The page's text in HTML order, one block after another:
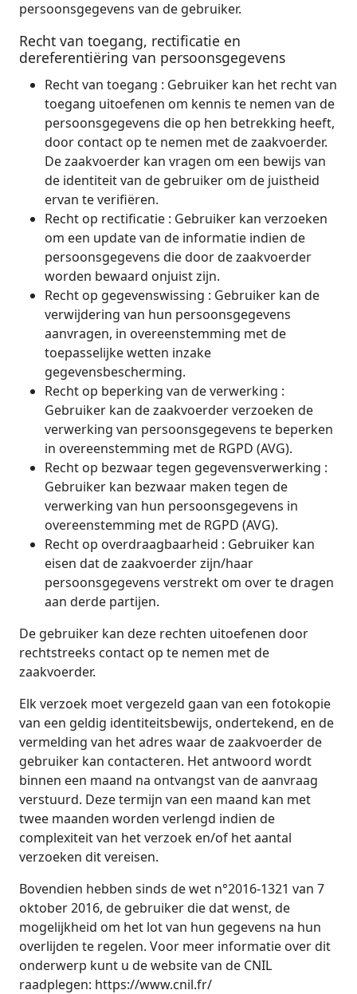
persoonsgegevens van de gebruiker.
Recht van toegang, rectificatie en
dereferentiëring van persoonsgegevens
Recht van toegang : Gebruiker kan het recht van
toegang uitoefenen om kennis te nemen van de
persoonsgegevens die op hen betrekking heeft,
door contact op te nemen met de zaakvoerder.
De zaakvoerder kan vragen om een bewijs van
de identiteit van de gebruiker om de juistheid
ervan te verifiëren.
Recht op rectificatie : Gebruiker kan verzoeken
om een update van de informatie indien de
persoonsgegevens die door de zaakvoerder
worden bewaard onjuist zijn.
Recht op gegevenswissing : Gebruiker kan de
verwijdering van hun persoonsgegevens
aanvragen, in overeenstemming met de
toepasselijke wetten inzake
gegevensbescherming.
Recht op beperking van de verwerking :
Gebruiker kan de zaakvoerder verzoeken de
verwerking van persoonsgegevens te beperken
in overeenstemming met de RGPD (AVG).
Recht op bezwaar tegen gegevensverwerking :
Gebruiker kan bezwaar maken tegen de
verwerking van hun persoonsgegevens in
overeenstemming met de RGPD (AVG).
Recht op overdraagbaarheid : Gebruiker kan
eisen dat de zaakvoerder zijn/haar
persoonsgegevens verstrekt om over te dragen
aan derde partijen.
De gebruiker kan deze rechten uitoefenen door
rechtstreeks contact op te nemen met de
zaakvoerder.
Elk verzoek moet vergezeld gaan van een fotokopie
van een geldig identiteitsbewijs, ondertekend, en de
vermelding van het adres waar de zaakvoerder de
gebruiker kan contacteren. Het antwoord wordt
binnen een maand na ontvangst van de aanvraag
verstuurd. Deze termijn van een maand kan met
twee maanden worden verlengd indien de
complexiteit van het verzoek en/of het aantal
verzoeken dit vereisen.
Bovendien hebben sinds de wet n°2016-1321 van 7
oktober 2016, de gebruiker die dat wenst, de
mogelijkheid om het lot van hun gegevens na hun
overlijden te regelen. Voor meer informatie over dit
onderwerp kunt u de website van de CNIL
raadplegen: https://www.cnil.fr/